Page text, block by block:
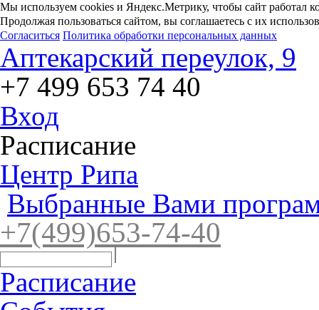
Мы используем cookies и Яндекс.Метрику, чтобы сайт работал
Продолжая пользоваться сайтом, вы соглашаетесь с их
Согласиться Политика обработки персональных данных
Аптекарский переулок, 9
+7 499 653 74 40
Вход
Расписание
Центр Рипа
Выбранные Вами
+7(499)653-74-40
Расписание